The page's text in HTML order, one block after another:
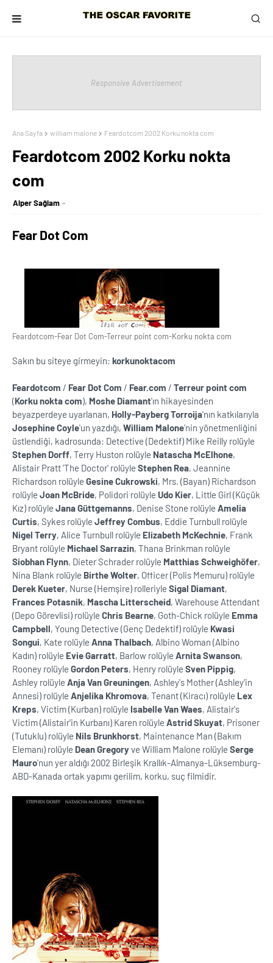
Responsive Advertisement
Ana Sayfa william malone Feardotcom 2002 Korku nokta com
Feardotcom 2002 Korku nokta
com
Alper Sağlam
Fear Dot Com
Feardotcom-Fear Dot Com-Terreur point com-Korku nokta com
Sakın bu siteye girmeyin: korkunoktacom
Feardotcom / Fear Dot Com / Fear.com / Terreur point com
(Korku nokta com), Moshe Diamant'ın hikayesinden
beyazperdeye uyarlanan, Holly-Payberg Torroija'nın katkılarıyla
Josephine Coyle'un yazdığı, William Malone'nin yönetmenliğini
üstlendiği, kadrosunda: Detective (Dedektif) Mike Reilly rolüyle
Stephen Dorff, Terry Huston rolüyle Natascha McElhone,
Alistair Pratt 'The Doctor' rolüyle Stephen Rea, Jeannine
Richardson rolüyle Gesine Cukrowski, Mrs. (Bayan) Richardson
rolüyle Joan McBride, Polidori rolüyle Udo Kier, Little Girl (Küçük
Kız) rolüyle Jana Güttgemanns, Denise Stone rolüyle Amelia
Curtis, Sykes rolüyle Jeffrey Combus, Eddie Turnbull rolüyle
Nigel Terry, Alice Turnbull rolüyle Elizabeth McKechnie, Frank
Bryant rolüyle Michael Sarrazin, Thana Brinkman rolüyle
Siobhan Flynn, Dieter Schrader rolüyle Matthias Schweighöfer,
Nina Blank rolüyle Birthe Wolter, Officer (Polis Memuru) rolüyle
Derek Kueter, Nurse (Hemşire) rolleriyle Sigal Diamant,
Frances Potasnik, Mascha Litterscheid, Warehouse Attendant
(Depo Görevlisi) rolüyle Chris Bearne, Goth-Chick rolüyle Emma
Campbell, Young Detective (Genç Dedektif) rolüyle Kwasi
Songui, Kate rolüyle Anna Thalbach, Albino Woman (Albino
Kadın) rolüyle Evie Garratt, Barlow rolüyle Arnita Swanson,
Rooney rolüyle Gordon Peters, Henry rolüyle Sven Pippig,
Ashley rolüyle Anja Van Greuningen, Ashley's Mother (Ashley'in
Annesi) rolüyle Anjelika Khromova, Tenant (Kiracı) rolüyle Lex
Kreps, Victim (Kurban) rolüyle Isabelle Van Waes, Alistair's
Victim (Alistair'in Kurbanı) Karen rolüyle Astrid Skuyat, Prisoner
(Tutuklu) rolüyle Nils Brunkhorst, Maintenance Man (Bakım
Elemanı) rolüyle Dean Gregoryve William Malone rolüyle Serge
Mauro'nun yer aldığı 2002 Birleşik Krallık-Almanya-Lüksemburg-
ABD-Kanada ortak yapımı gerilim, korku, suç filmidir.